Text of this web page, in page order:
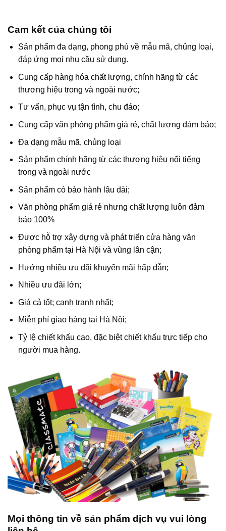
Cam kết của chúng tôi
Sản phẩm đa dạng, phong phú về mẫu mã, chủng loại,
đáp ứng mọi nhu cầu sử dụng.
Cung cấp hàng hóa chất lượng, chính hãng từ các
thương hiệu trong và ngoài nước;
Tư vấn, phục vụ tận tình, chu đáo;
Cung cấp văn phòng phẩm giá rẻ, chất lượng đảm bảo;
Đa dạng mẫu mã, chủng loại
Sản phẩm chính hãng từ các thương hiệu nổi tiếng
trong và ngoài nước
Sản phẩm có bảo hành lâu dài;
Văn phòng phẩm giá rẻ nhưng chất lượng luôn đảm
bảo 100%
Được hỗ trợ xây dựng và phát triển cửa hàng văn
phòng phẩm tại Hà Nội và vùng lân cận;
Hưởng nhiều ưu đãi khuyến mãi hấp dẫn;
Nhiều ưu đãi lớn;
Giá cả tốt; cạnh tranh nhất;
Miễn phí giao hàng tại Hà Nội;
Tỷ lệ chiết khấu cao, đặc biệt chiết khấu trực tiếp cho
người mua hàng.
Mọi thông tin về sản phẩm dịch vụ vui lòng